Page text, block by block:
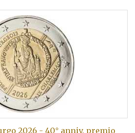
2026 - 40° anniv. premio